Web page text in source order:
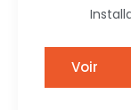
Voir